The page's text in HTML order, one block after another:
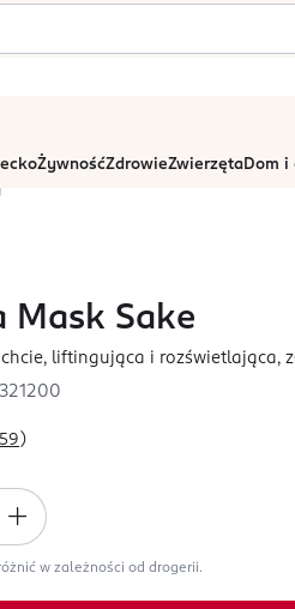
ŻywnośćZdrowieZwierzętaDom i
59 )
Mask Sake
liftingująca i rozświetlająca,
321200
w zależności od drogerii.